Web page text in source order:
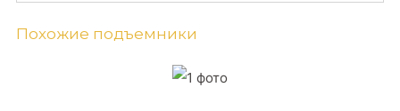
Похожие подъемники